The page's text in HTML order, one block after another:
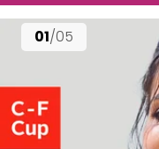
01/05